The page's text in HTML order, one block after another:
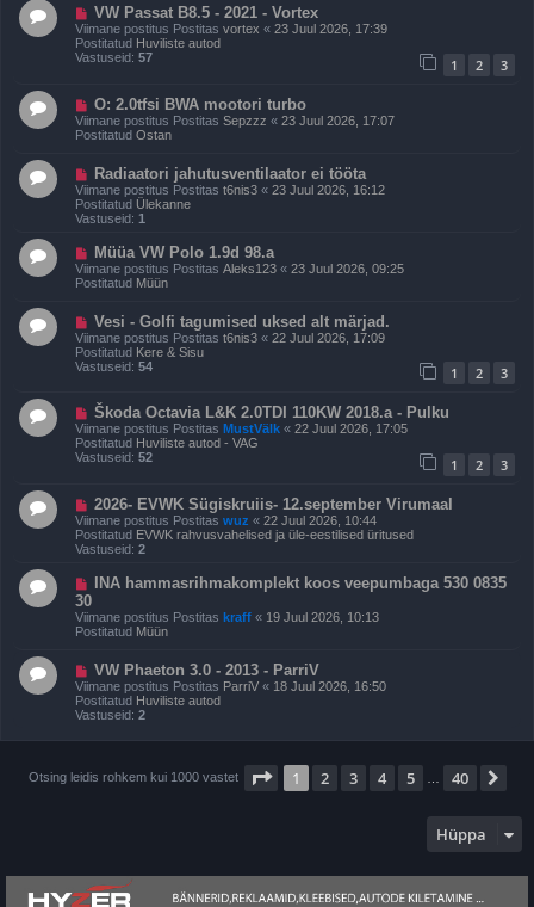
i
t
u
U
u
s
p
o
t
u
VW Passat B8.5 - 2021 - Vortex
Viimane postitus Postitas vortex « 23 Juul 2026, 17:39
Postitatud Huviliste autod
Vastuseid: 57 1 2 3
U
u
s
p
t
i
t
s
O: 2.0tfsi BWA mootori turbo
Viimane postitus Postitas Sepzzz « 23 Juul 2026, 17:07
Postitatud Ostan
U
u
s
p
o
i
t
s
Radiaatori jahutusventilaator ei tööta
Viimane postitus Postitas t6nis3 « 23 Juul 2026, 16:12
Postitatud Ülekanne
Vastuseid: 1
U
u
s
p
s
t
i
t
Müüa VW Polo 1.9d 98.a
Viimane postitus Postitas Aleks123 « 23 Juul 2026, 09:25
Postitatud Müün
U
u
s
p
o
t
u
s
Vesi - Golfi tagumised uksed alt märjad.
Viimane postitus Postitas t6nis3 « 22 Juul 2026, 17:09
Postitatud Kere & Sisu
Vastuseid: 54 1 2 3
U
u
s
p
o
t
u
s
Škoda Octavia L&K 2.0TDI 110KW 2018.a - Pulku
Viimane postitus Postitas MustVälk « 22 Juul 2026, 17:05
Postitatud Huviliste autod - VAG
Vastuseid: 52 1 2 3
U
u
s
p
o
i
t
u
2026- EVWK Sügiskruiis- 12.september Virumaal
Viimane postitus Postitas wuz « 22 Juul 2026, 10:44
Postitatud EVWK rahvusvahelised ja üle-eestilised üritused
Vastuseid: 2
U
u
s
p
o
t
u
s
INA hammasrihmakomplekt koos veepumbaga 530 0835
30
Viimane postitus Postitas kraff « 19 Juul 2026, 10:13
Postitatud Müün
U
u
s
p
o
s
t
VW Phaeton 3.0 - 2013 - ParriV
Viimane postitus Postitas ParriV « 18 Juul 2026, 16:50
Postitatud Huviliste autod
Vastuseid: 2
Otsing leidis rohkem kui 1000 vastet . leht40 -st
1 2 3 4 5 40
Hüppa